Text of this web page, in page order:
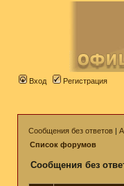
Вход Регистрация
Сообщения без ответов |
Список форумов
Сообщения без